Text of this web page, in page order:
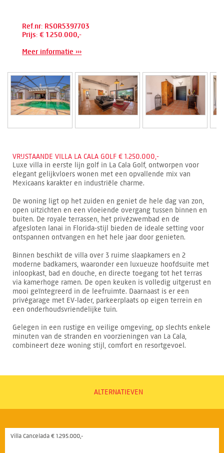
Ref.nr: RSOR5397703
Prijs: € 1.250.000,-
Meer informatie ›››
VRIJSTAANDE VILLA LA CALA GOLF € 1.250.000,-
Luxe villa in eerste lijn golf in La Cala Golf, ontworpen voor
elegant gelijkvloers wonen met een opvallende mix van
Mexicaans karakter en industriële charme.
De woning ligt op het zuiden en geniet de hele dag van zon,
open uitzichten en een vloeiende overgang tussen binnen en
buiten. De royale terrassen, het privézwembad en de
afgesloten lanai in Florida-stijl bieden de ideale setting voor
ontspannen ontvangen en het hele jaar door genieten.
Binnen beschikt de villa over 3 ruime slaapkamers en 2
moderne badkamers, waaronder een luxueuze hoofdsuite met
inloopkast, bad en douche, en directe toegang tot het terras
via kamerhoge ramen. De open keuken is volledig uitgerust en
mooi geïntegreerd in de leefruimte. Daarnaast is er een
privégarage met EV-lader, parkeerplaats op eigen terrein en
een onderhoudsvriendelijke tuin.
Gelegen in een rustige en veilige omgeving, op slechts enkele
minuten van de stranden en voorzieningen van La Cala,
combineert deze woning stijl, comfort en resortgevoel.
ALTERNATIEVEN
Villa Cancelada € 1.295.000,-